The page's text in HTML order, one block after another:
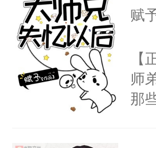
猫
危
口
人
①
赋
【
师
那